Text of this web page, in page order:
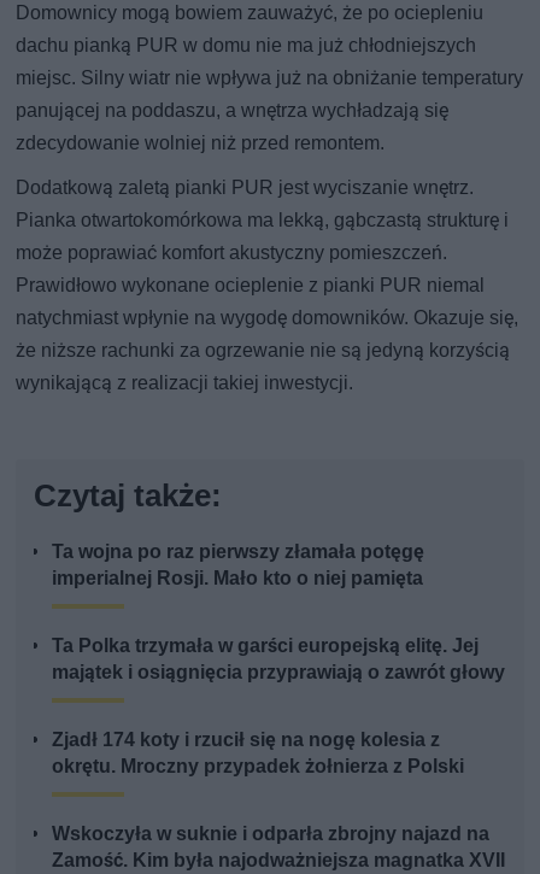
Domownicy mogą bowiem zauważyć, że po ociepleniu
dachu pianką PUR w domu nie ma już chłodniejszych
miejsc. Silny wiatr nie wpływa już na obniżanie temperatury
panującej na poddaszu, a wnętrza wychładzają się
zdecydowanie wolniej niż przed remontem.
Dodatkową zaletą pianki PUR jest wyciszanie wnętrz.
Pianka otwartokomórkowa ma lekką, gąbczastą strukturę i
może poprawiać komfort akustyczny pomieszczeń.
Prawidłowo wykonane ocieplenie z pianki PUR niemal
natychmiast wpłynie na wygodę domowników. Okazuje się,
że niższe rachunki za ogrzewanie nie są jedyną korzyścią
wynikającą z realizacji takiej inwestycji.
Czytaj także:
Ta wojna po raz pierwszy złamała potęgę
imperialnej Rosji. Mało kto o niej pamięta
Ta Polka trzymała w garści europejską elitę. Jej
majątek i osiągnięcia przyprawiają o zawrót głowy
Zjadł 174 koty i rzucił się na nogę kolesia z
okrętu. Mroczny przypadek żołnierza z Polski
Wskoczyła w suknie i odparła zbrojny najazd na
Zamość. Kim była najodważniejsza magnatka XVII